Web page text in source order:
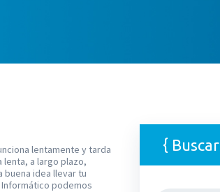
lentamente y tarda
lenta, a largo plazo,
idea llevar tu
podemos
Buscar